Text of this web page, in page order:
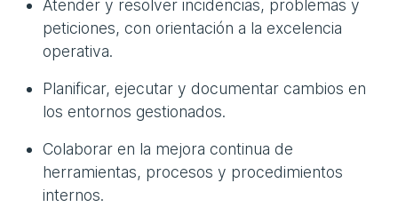
Atender y resolver incidencias, problemas y
peticiones, con orientación a la excelencia
operativa.
Planificar, ejecutar y documentar cambios en
los entornos gestionados.
Colaborar en la mejora continua de
herramientas, procesos y procedimientos
internos.